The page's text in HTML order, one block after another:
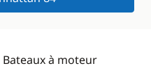
Bateaux à moteur